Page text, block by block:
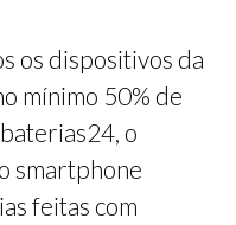
os dispositivos da
mínimo 50% de
o
smartphone
feitas com